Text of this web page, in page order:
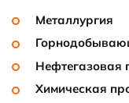
Металлургия
Нефтегазовая
Химическая